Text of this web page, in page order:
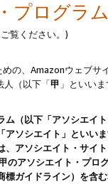
プログラ
覧ください。)
の、Amazonウェブサ
人（以下「甲 」といい
（以下「アソシエイ
アソシエイト」とい
アソシエイト・サイ
のアソシエイト・プ
標ガイドライン）を